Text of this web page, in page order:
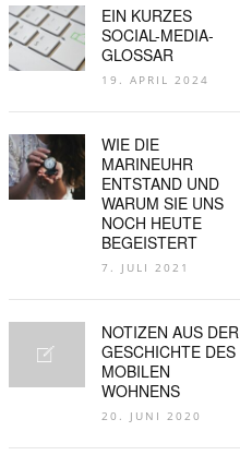
EIN KURZES
SOCIAL-MEDIA-
GLOSSAR
19. APRIL 2024
WIE DIE
MARINEUHR
ENTSTAND UND
WARUM SIE UNS
NOCH HEUTE
BEGEISTERT
7. JULI 2021
NOTIZEN AUS DER
GESCHICHTE DES
MOBILEN
WOHNENS
20. JUNI 2020